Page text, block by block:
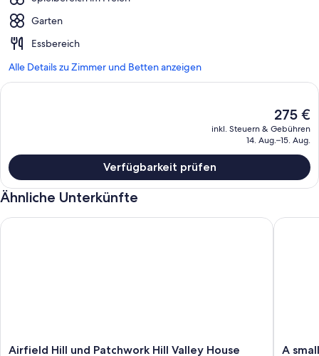
Garten
Essbereich
Alle Details zu Zimmer und Betten anzeigen
Der
aktuelle
Preis
275 €
inkl. Steuern & Gebühren
14. Aug.–15. Aug.
Verfügbarkeit prüfen
Ähnliche Unterkünfte
Airfield
Airfield Hill und Patchwork Hill Valley House
Airfield Hill und Patchwork Hill Valley House
A
A
A small